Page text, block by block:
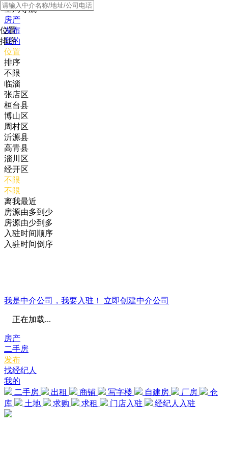
全局导航
房产
发布
我的
位置
排序
位置
排序
不限
临淄
张店区
桓台县
博山区
周村区
沂源县
高青县
淄川区
经开区
不限
不限
离我最近
房源由多到少
房源由少到多
入驻时间顺序
入驻时间倒序
我是中介公司，我要入驻！ 立即创建中介公司
正在加载...
房产
二手房
发布
找经纪人
我的
二手房
出租 商铺 写字楼 自建房 厂房
仓
库
土地 求购 求租 门店入驻 经纪人入驻